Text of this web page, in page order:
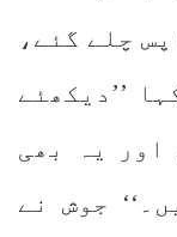
چلے گئے،
’’دیکھئے
اور یہ بھی
جوش نے